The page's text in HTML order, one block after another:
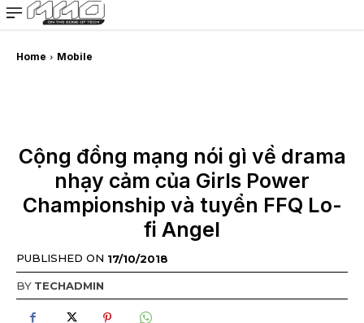
MMOSITE - Thông tin công nghệ
Bài viết nổi bật
Home Mobile
Cộng đồng mạng nói gì về drama
nhạy cảm của Girls Power
Championship và tuyển FFQ Lo-
fi Angel
PUBLISHED ON 17/10/2018
BY TECHADMIN